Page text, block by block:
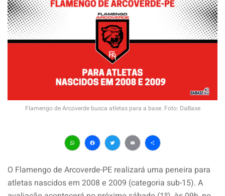
Flamengo de Arcoverde busca atletas para a base. Foto: DaBase
WhatsApp
Facebook
Twitter
EmailShare
O Flamengo de Arcoverde-PE realizará uma peneira para
atletas nascidos em 2008 e 2009 (categoria sub-15). A